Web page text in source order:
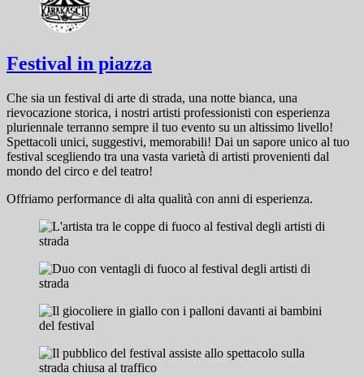
Festival in piazza
Che sia un festival di arte di strada, una notte bianca, una
rievocazione storica, i nostri artisti professionisti con esperienza
pluriennale terranno sempre il tuo evento su un altissimo livello!
Spettacoli unici, suggestivi, memorabili! Dai un sapore unico al tuo
festival scegliendo tra una vasta varietà di artisti provenienti dal
mondo del circo e del teatro!
Offriamo performance di alta qualità con anni di esperienza.